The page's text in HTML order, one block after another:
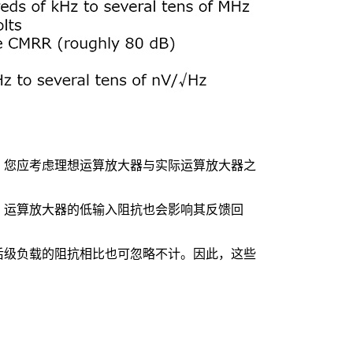
应考虑理想运算放大器与实际运算放大器之
算放大器的低输入阻抗也会影响其反馈回
负载的阻抗相比也可忽略不计。因此，这些